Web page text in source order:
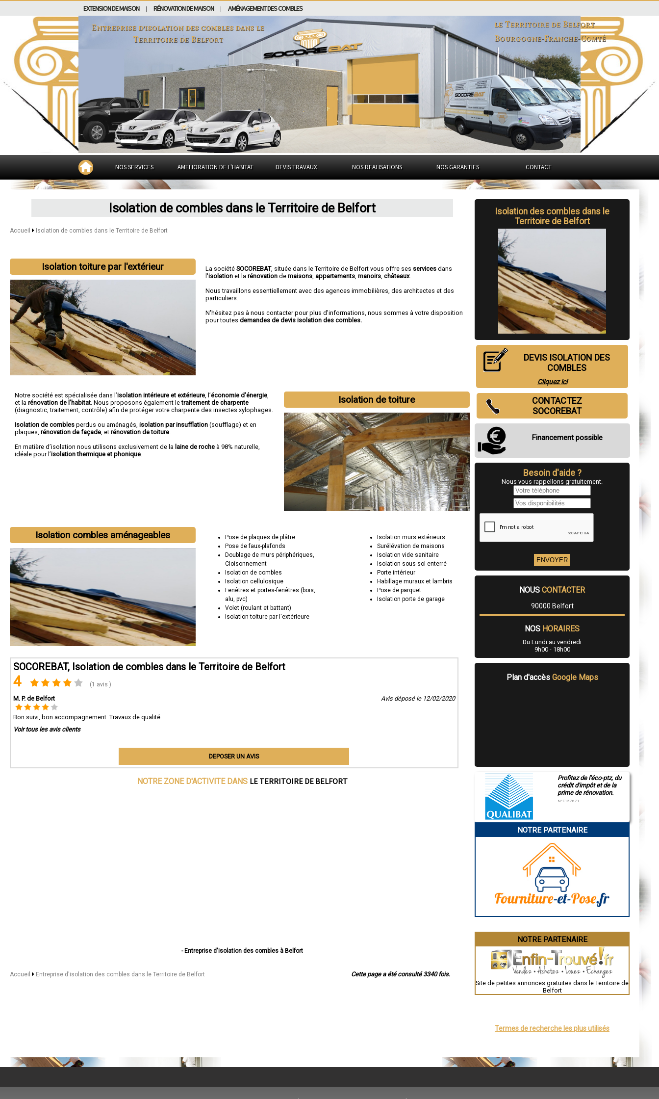
EXTENSION DE MAISON RÉNOVATION DE MAISON AMÉNAGEMENT DES COMBLES
Entreprise d'isolation des combles dansle
Territoire de Belfort
le Territoire de Belfort
Bourgogne-Franche-Comté
NOS SERVICES AMELIORATION DE L'HABITAT DEVIS TRAVAUX NOS REALISATIONS NOS GARANTIES CONTACT
Isolation de combles dans le Territoire de Belfort
Accueil Isolation de combles dans le Territoire de Belfort
Isolation toiture par l'extérieur La sociétéSOCOREBAT, située dans le Territoire de Belfort vous offre ses services dans
l'isolation et larénovation demaisons appartements ,manoirs ,châteaux.
Nous travaillons essentiellement avec des agences immobilières, des architectes et des
particuliers.
N'hésitez pas à nous contacter pour plus d'informations, nous sommes à votre disposition
pour toutesdemandes de devis isolation des combles.
Isolation de toiture
Notre société est spécialisée dans l’isolation intérieure et extérieure , l’économie d’énergie
et la rénovation de l’habitat . Nous proposons également letraitement de charpente
(diagnostic, traitement, contrôle) afin de protéger votre charpente des insectes xylophages.
Isolation de combles perdus ou aménagés, isolation par insufflation (soufflage) et en
plaques, rénovation de façade , et rénovation de toiture
En matière d’isolation nous utilisons exclusivement de la laine de roche à 98% naturelle,
idéale pour l’isolation thermique et phonique
Isolation combles aménageables
Pose de plaques de plâtre
Pose de faux-plafonds
Doublage de murs périphériques,
Cloisonnement
Isolation de combles
Isolation cellulosique
Fenêtres et portes-fenêtres (bois,
alu, pvc)
Volet (roulant et battant)
Isolation toiture par l'extérieure
Isolation murs extérieurs
Surélévation de maisons
Isolation vide sanitaire
Isolation sous-sol enterré
Porte intérieur
Habillage muraux et lambris
Pose de parquet
Isolation porte de garage
SOCOREBAT, Isolation de combles dans le Territoire de Belfort
4 (1 avis )
M. P. de Belfort Avis déposé le 12/02/2020
Bon suivi, bon accompagnement. Travaux de qualité.
Voir tous les avis clients
DEPOSER UN AVIS
NOTRE ZONE D'ACTIVITE DANS LE TERRITOIRE DE BELFORT
- Entreprise d'isolation des combles à Belfort
- Entreprise d'isolation des combles à Beaucourt
- Entreprise d'isolation des combles à Évette-Salbert
- Entreprise d'isolation des combles à Cravanche
Cette page a été consulté 3340 fois.
Accueil Entreprise d'isolation des combles dans le Territoire de Belfort
Isolation des combles dans le
Territoire de Belfort
DEVIS ISOLATION DES
COMBLES
Cliquez ici
CONTACTEZ
SOCOREBAT
Financement possible
Besoin d'aide ?
Nous vous rappellons gratuitement.
NOUS CONTACTER
90000 Belfort
NOS HORAIRES
Du Lundi au vendredi
9h00 - 18h00
Plan d'accès Google Maps
Profitez de l'éco-ptz, du
crédit d'impôt et de la
prime de rénovation.
N°E157671
NOTRE PARTENAIRE
NOTRE PARTENAIRE
Site de petites annonces gratuites dans le Territoire de
Belfort
Termes de recherche les plus utilisés